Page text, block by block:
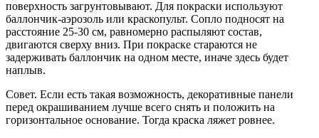
поверхность загрунтовывают. Для покраски используют
баллончик-аэрозоль или краскопульт. Сопло подносят на
расстояние 25-30 см, равномерно распыляют состав,
двигаются сверху вниз. При покраске стараются не
задерживать баллончик на одном месте, иначе здесь будет
наплыв.
Совет. Если есть такая возможность, декоративные панели
перед окрашиванием лучше всего снять и положить на
горизонтальное основание. Тогда краска ляжет ровнее.